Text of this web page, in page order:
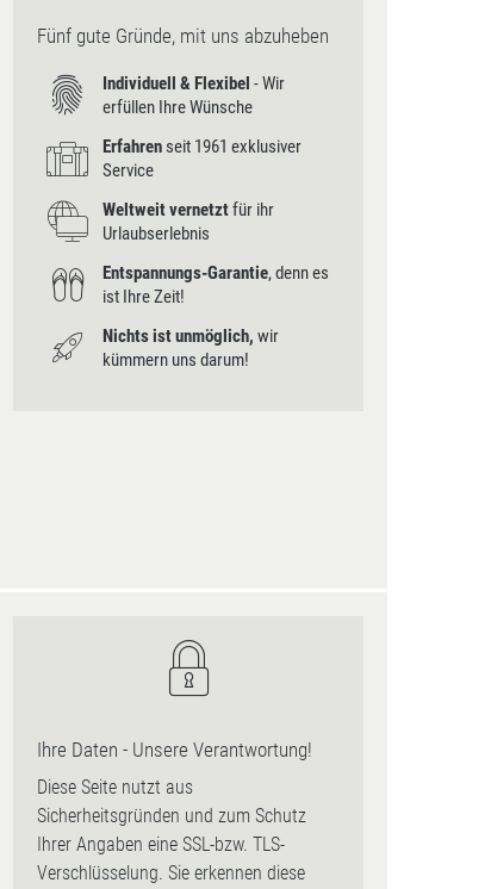
Fünf gute Gründe, mit uns abzuheben
Individuell & Flexibel - Wir
erfüllen Ihre Wünsche
Erfahren seit 1961 exklusiver
Service
Weltweit vernetztfür ihr
Urlaubserlebnis
Entspannungs-Garantie, denn es
ist Ihre Zeit!
Nichts ist unmöglich, wir
kümmern uns darum!
Ihre Daten - Unsere Verantwortung!
Diese Seite nutzt aus
Sicherheitsgründen und zum Schutz
Ihrer Angaben eine SSL-bzw. TLS-
Verschlüsselung. Sie erkennen diese